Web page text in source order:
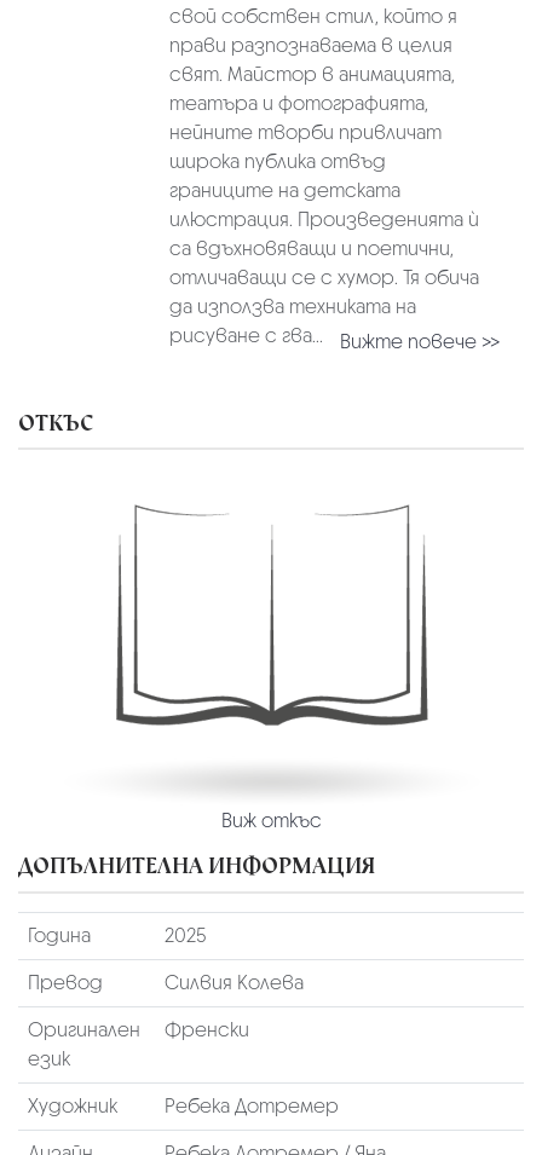
свой собствен стил, който я
прави разпознаваема в целия
свят. Майстор в анимацията,
театъра и фотографията,
нейните творби привличат
широка публика отвъд
границите на детската
илюстрация. Произведенията ѝ
са вдъхновяващи и поетични,
отличаващи се с хумор. Тя обича
да използва техниката на
рисуване с гва...
Вижте повече >>
ОТКЪС
Виж откъс
ДОПЪЛНИТЕЛНА ИНФОРМАЦИЯ
Година
2025
Превод
Силвия Колева
Оригинален
език
Френски
Художник
Ребека Дотремер